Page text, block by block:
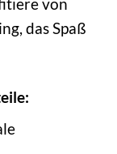
das Spaß